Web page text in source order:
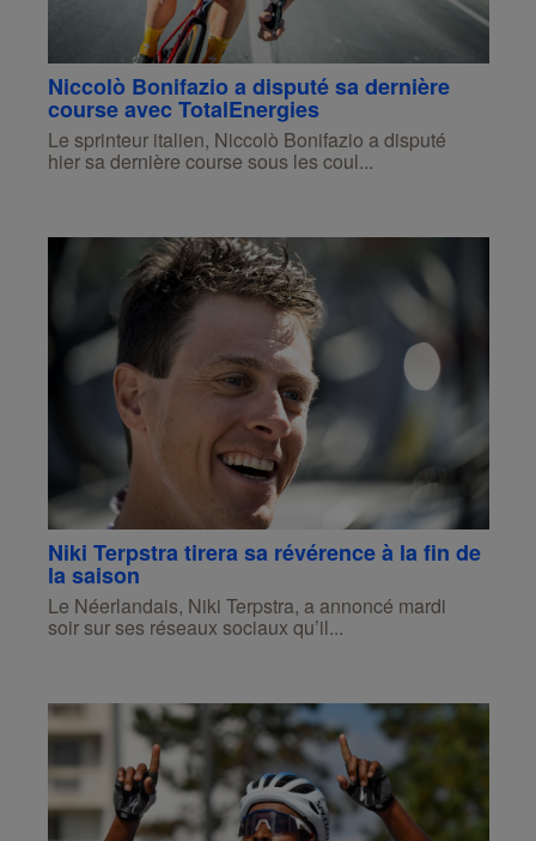
Niccolò Bonifazio a disputé sa dernière
course avec TotalEnergies
Le sprinteur italien, Niccolò Bonifazio a disputé
hier sa dernière course sous les coul...
Niki Terpstra tirera sa révérence à la fin de
la saison
Le Néerlandais, Niki Terpstra, a annoncé mardi
soir sur ses réseaux sociaux qu’il...